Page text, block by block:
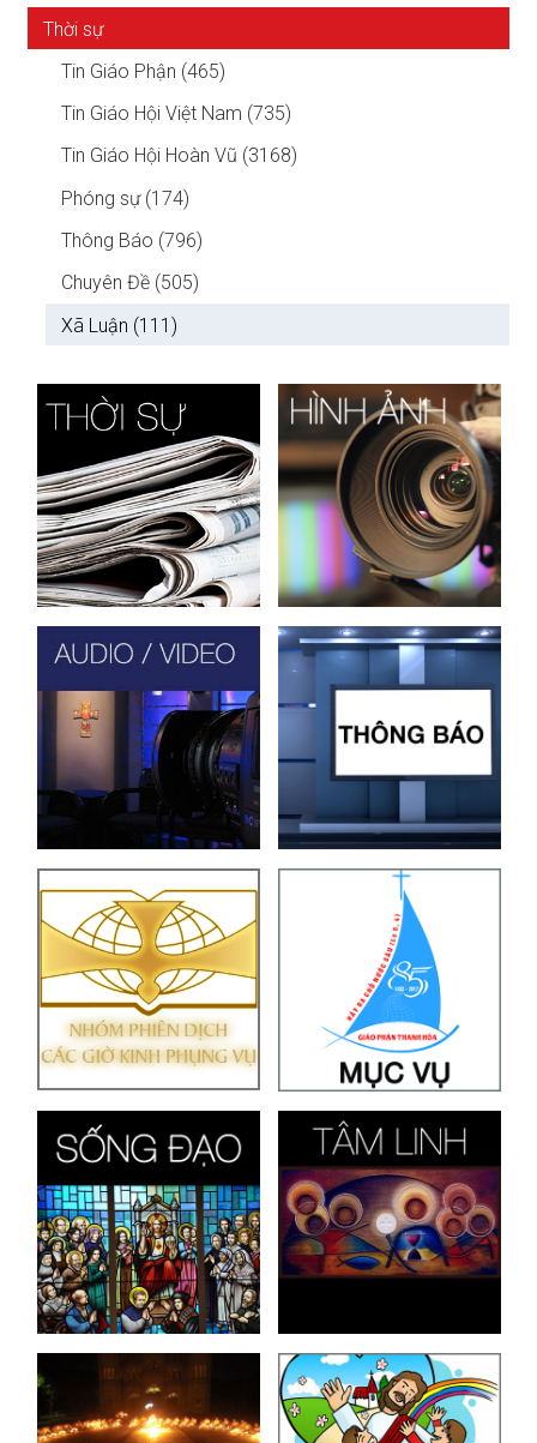
Thời sự
Tin Giáo Phận (465)
Tin Giáo Hội Việt Nam (735)
Tin Giáo Hội Hoàn Vũ (3168)
Phóng sự (174)
Thông Báo (796)
Chuyên Đề (505)
Xã Luận (111)